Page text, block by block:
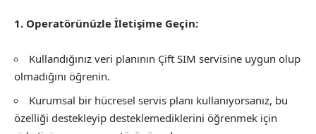
1. Operatörünüzle İletişime Geçin:
Kullandığınız veri planının Çift SIM servisine uygun olup
olmadığını öğrenin.
Kurumsal bir hücresel servis planı kullanıyorsanız, bu
özelliği destekleyip desteklemediklerini öğrenmek için